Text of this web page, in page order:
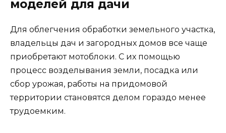
моделей для дачи
Для облегчения обработки земельного участка,
владельцы дач и загородных домов все чаще
приобретают мотоблоки. С их помощью
процесс возделывания земли, посадка или
сбор урожая, работы на придомовой
территории становятся делом гораздо менее
трудоемким.